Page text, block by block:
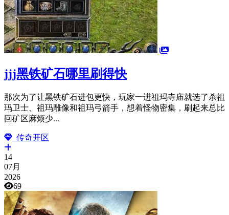
jjj黑铁矿石哪里刷得快
那次为了让黑铁矿石进包更快，玩家一进祖玛寺庙就选了杀祖
玛卫士、祖玛雕像和祖玛弓箭手，想着怪物密集，刷起来总比
回矿区麻烦少...
传奇开区
14
07月
2026
69